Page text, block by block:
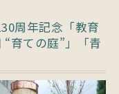
周年記念「教育
育ての庭”」「青